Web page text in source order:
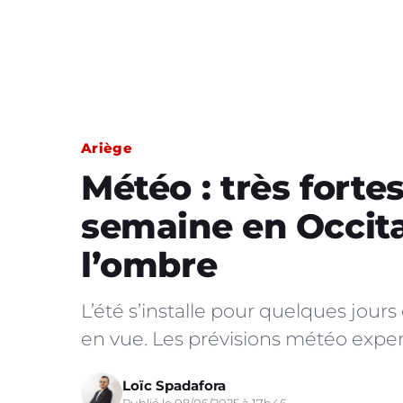
Ariège
Météo : très
semaine en
l’ombre
L’été s’installe pour quelques
en vue. Les prévisions météo
Loïc Spadafora